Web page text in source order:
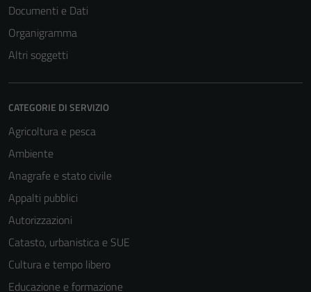
Documenti e Dati
Organigramma
Altri soggetti
CATEGORIE DI SERVIZIO
Agricoltura e pesca
Ambiente
Anagrafe e stato civile
Appalti pubblici
Autorizzazioni
Catasto, urbanistica e SUE
Cultura e tempo libero
Educazione e formazione